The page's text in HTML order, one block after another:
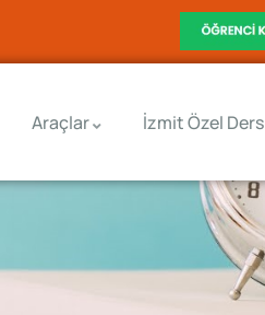
Araçlar İzmit Özel Ders